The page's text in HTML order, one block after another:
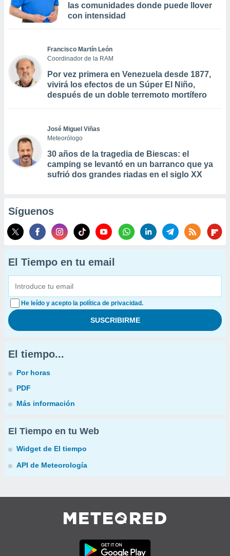
las comunidades donde puede llover
con intensidad
Francisco Martín León
Coordinador de la RAM
Por vez primera en Venezuela desde 1877,
vivirá los efectos de un Súper El Niño,
después de un doble terremoto mortífero
José Miguel Viñas
Meteorólogo
30 años de la tragedia de Biescas: el
camping se levantó en un barranco que ya
sufrió dos grandes riadas en el siglo XX
Síguenos
El Tiempo en tu email
He leído y acepto la política de privacidad.
El tiempo...
Por horas
PDF
Más información
El Tiempo en tu Web
Widget de El tiempo
API de Meteorología